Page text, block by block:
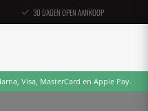
30 DAGEN OPEN AANKOOP
Visa, MasterCard en Apple Pay.